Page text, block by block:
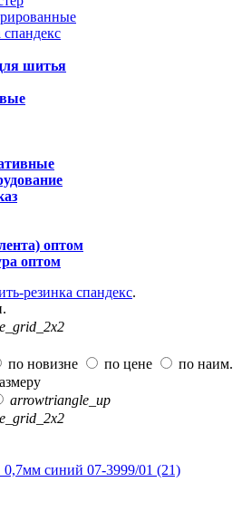
шитья
оптом
оптом
резинка спандекс.
по новизне по цене
по наим.
arrowtriangle_up
0,7мм синий 07-3999/01 (21)